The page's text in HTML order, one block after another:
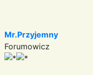
Mr.Przyjemny
Forumowicz